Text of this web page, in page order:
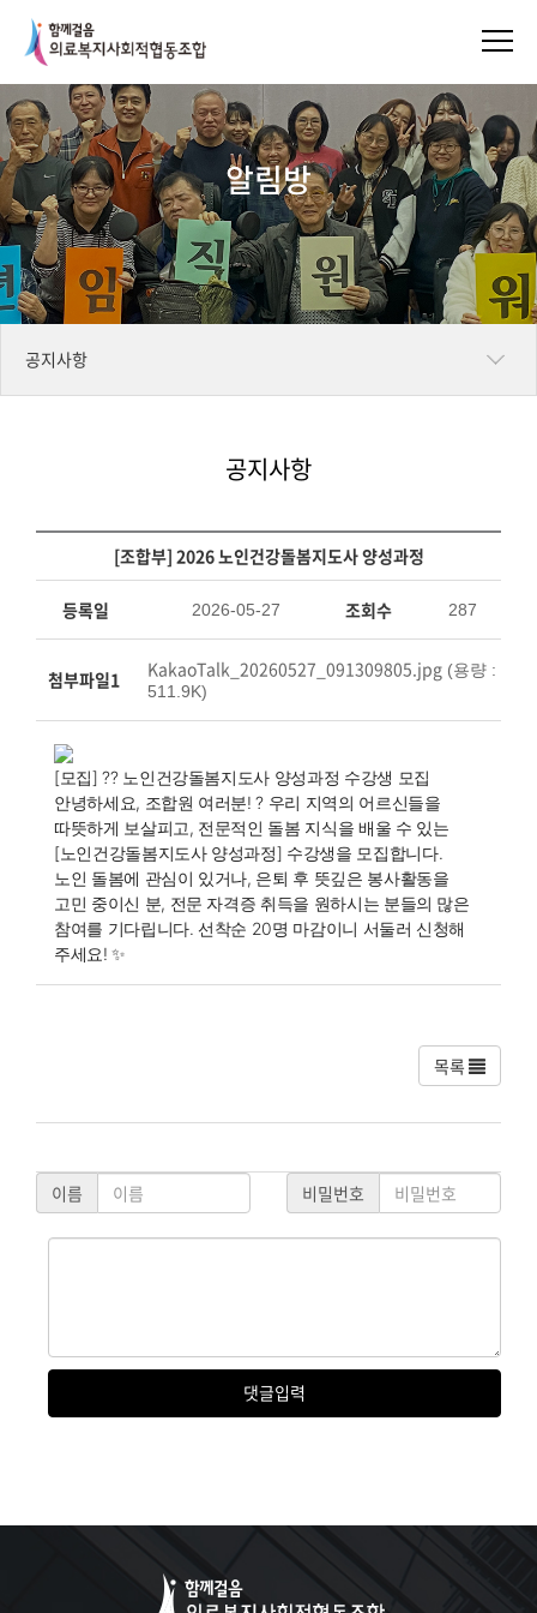
알림방
공지사항
공지사항
[조합부] 2026 노인건강돌봄지도사 양성과정
등록일 2026-05-27 조회수 287
첨부파일1 KakaoTalk_20260527_091309805.jpg (용량 :
511.9K)
[모집] ?? 노인건강돌봄지도사 양성과정 수강생 모집
안녕하세요, 조합원 여러분! ? 우리 지역의 어르신들을
따뜻하게 보살피고, 전문적인 돌봄 지식을 배울 수 있는
[노인건강돌봄지도사 양성과정] 수강생을 모집합니다.
노인 돌봄에 관심이 있거나, 은퇴 후 뜻깊은 봉사활동을
고민 중이신 분, 전문 자격증 취득을 원하시는 분들의 많은
참여를 기다립니다. 선착순 20명 마감이니 서둘러 신청해
주세요! ✨
목록
이름 비밀번호
댓글입력